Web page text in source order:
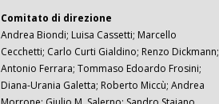
Comitato di direzione
Andrea Biondi; Luisa Cassetti; Marcello
Cecchetti; Carlo Curti Gialdino; Renzo Dickmann;
Antonio Ferrara; Tommaso Edoardo Frosini;
Diana-Urania Galetta; Roberto Miccù; Andrea